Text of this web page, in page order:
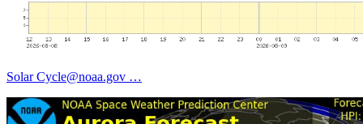
Solar Cycle@noaa.gov …